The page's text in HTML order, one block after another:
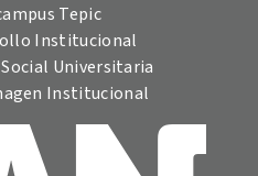
Tepic
Institucional
Universitaria
Institucional